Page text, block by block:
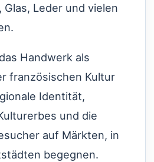
Glas, Leder und vielen
Handwerk als
französischen Kultur
Identität,
und die
auf Märkten, in
begegnen.